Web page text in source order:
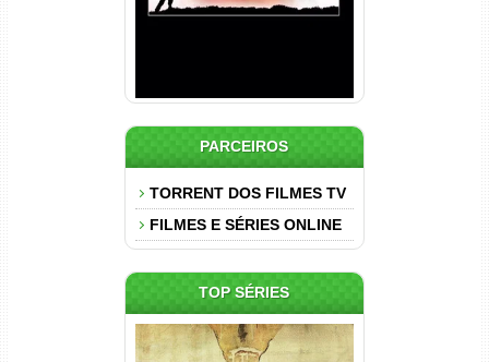
PARCEIROS
TORRENT DOS FILMES TV
FILMES E SÉRIES ONLINE
TOP SÉRIES